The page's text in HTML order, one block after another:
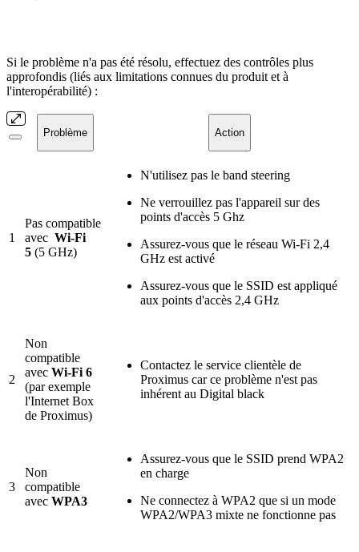
Si le problème n'a pas été résolu, effectuez des contrôles plus
approfondis (liés aux limitations connues du produit et à
l'interopérabilité) :
Problème Action
1
Pas compatible
avec Wi-Fi
5 (5 GHz)
N'utilisez pas le band steering
Ne verrouillez pas l'appareil sur des
points d'accès 5 Ghz
Assurez-vous que le réseau Wi-Fi 2,4
GHz est activé
Assurez-vous que le SSID est appliqué
aux points d'accès 2,4 GHz
2
Non
compatible
avec Wi-Fi 6
(par exemple
l'Internet Box
de Proximus)
Contactez le service clientèle de
Proximus car ce problème n'est pas
inhérent au Digital black
3
Non
compatible
avec WPA3
Assurez-vous que le SSID prend WPA2
en charge
Ne connectez à WPA2 que si un mode
WPA2/WPA3 mixte ne fonctionne pas